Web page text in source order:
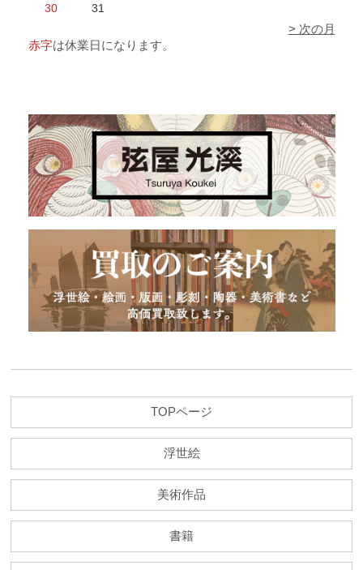
30
31
> 次の月
赤字は休業日になります。
TOPページ
浮世絵
美術作品
書籍